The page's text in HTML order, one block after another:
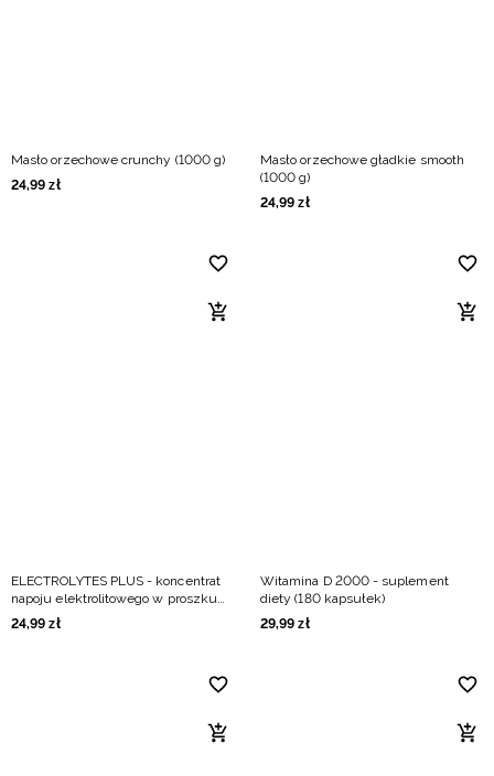
Masło orzechowe crunchy (1000 g)
24,99 zł
Masło orzechowe gładkie smooth
(1000 g)
24,99 zł
ELECTROLYTES PLUS - koncentrat
napoju elektrolitowego w proszku
(10x14g) woda kokosowa
24,99 zł
Witamina D 2000 - suplement
diety (180 kapsułek)
29,99 zł